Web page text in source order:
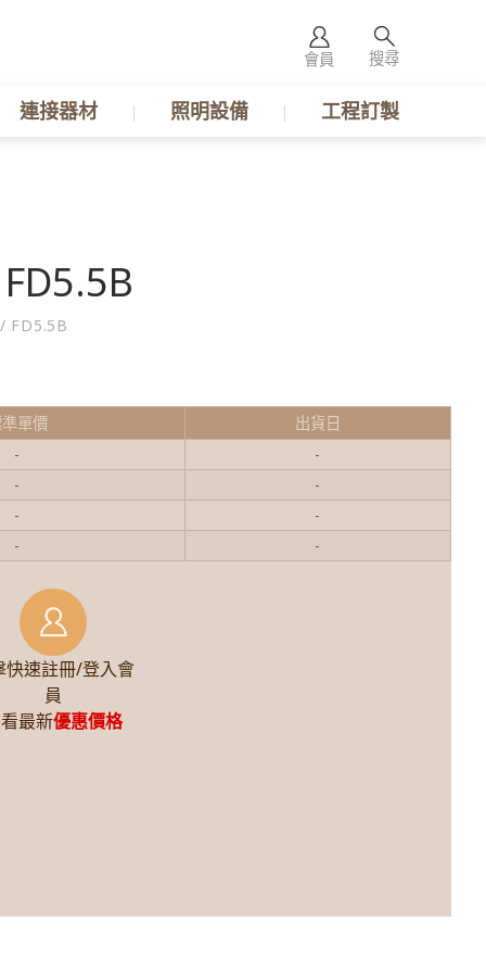
會員 搜尋
連接器材 照明設備 工程訂製
/ FD5.5B
快速註冊/登入會
員
最新優惠價格
單價
出貨日
-
-
-
-
-
-
-
-